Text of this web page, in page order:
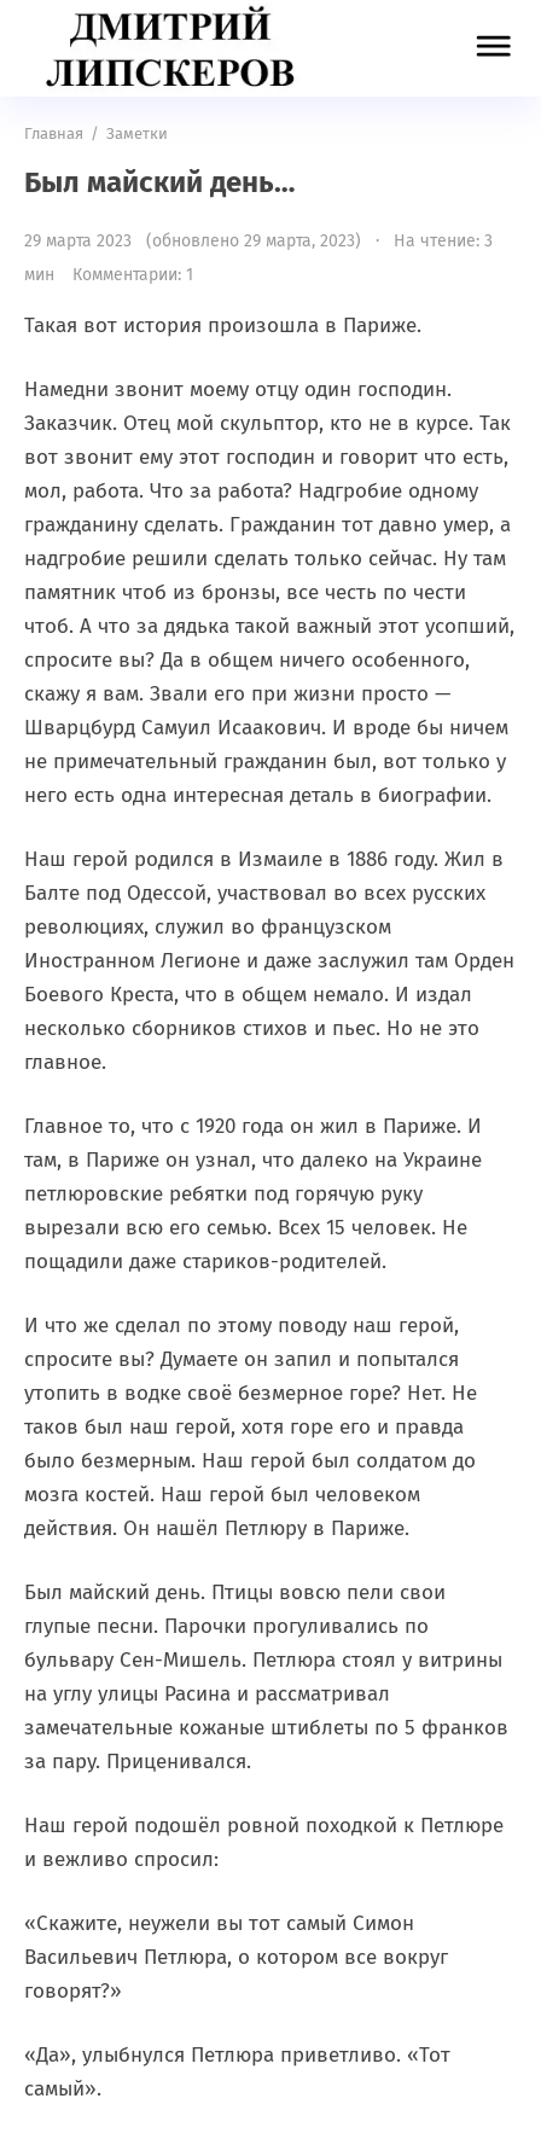
Главная / Заметки
Был майский день…
29 марта 2023 (обновлено 29 марта, 2023) · На чтение: 3
мин
Комментарии: 1
Такая вот история произошла в Париже.
Намедни звонит моему отцу один господин.
Заказчик. Отец мой скульптор, кто не в курсе. Так
вот звонит ему этот господин и говорит что есть,
мол, работа. Что за работа? Надгробие одному
гражданину сделать. Гражданин тот давно умер, а
надгробие решили сделать только сейчас. Ну там
памятник чтоб из бронзы, все честь по чести
чтоб. А что за дядька такой важный этот усопший,
спросите вы? Да в общем ничего особенного,
скажу я вам. Звали его при жизни просто —
Шварцбурд Самуил Исаакович. И вроде бы ничем
не примечательный гражданин был, вот только у
него есть одна интересная деталь в биографии.
Наш герой родился в Измаиле в 1886 году. Жил в
Балте под Одессой, участвовал во всех русских
революциях, служил во французском
Иностранном Легионе и даже заслужил там Орден
Боевого Креста, что в общем немало. И издал
несколько сборников стихов и пьес. Но не это
главное.
Главное то, что с 1920 года он жил в Париже. И
там, в Париже он узнал, что далеко на Украине
петлюровские ребятки под горячую руку
вырезали всю его семью. Всех 15 человек. Не
пощадили даже стариков-родителей.
И что же сделал по этому поводу наш герой,
спросите вы? Думаете он запил и попытался
утопить в водке своё безмерное горе? Нет. Не
таков был наш герой, хотя горе его и правда
было безмерным. Наш герой был солдатом до
мозга костей. Наш герой был человеком
действия. Он нашёл Петлюру в Париже.
Был майский день. Птицы вовсю пели свои
глупые песни. Парочки прогуливались по
бульвару Сен-Мишель. Петлюра стоял у витрины
на углу улицы Расина и рассматривал
замечательные кожаные штиблеты по 5 франков
за пару. Приценивался.
Наш герой подошёл ровной походкой к Петлюре
и вежливо спросил:
«Скажите, неужели вы тот самый Симон
Васильевич Петлюра, о котором все вокруг
говорят?»
«Да», улыбнулся Петлюра приветливо. «Тот
самый».